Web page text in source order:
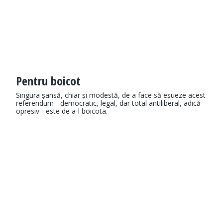
Pentru boicot
Singura șansă, chiar și modestă, de a face să eșueze acest
referendum - democratic, legal, dar total antiliberal, adică
opresiv - este de a-l boicota.